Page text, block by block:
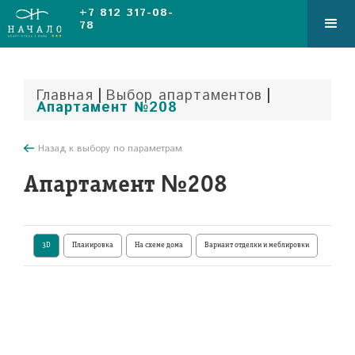
+7 812 317-08-
78
Главная | Выбор апартаментов |
Апартамент №208
Назад к выбору по параметрам
Апартамент №208
3D Планировка На схеме дома Вариант отделки и меблировки